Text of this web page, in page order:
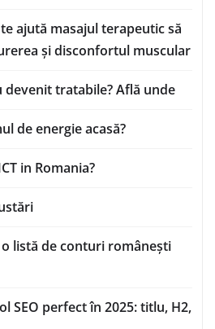
ajută masajul terapeutic să
și disconfortul muscular
devenit tratabile? Află unde
de energie acasă?
in Romania?
listă de conturi românești
SEO perfect în 2025: titlu, H2,